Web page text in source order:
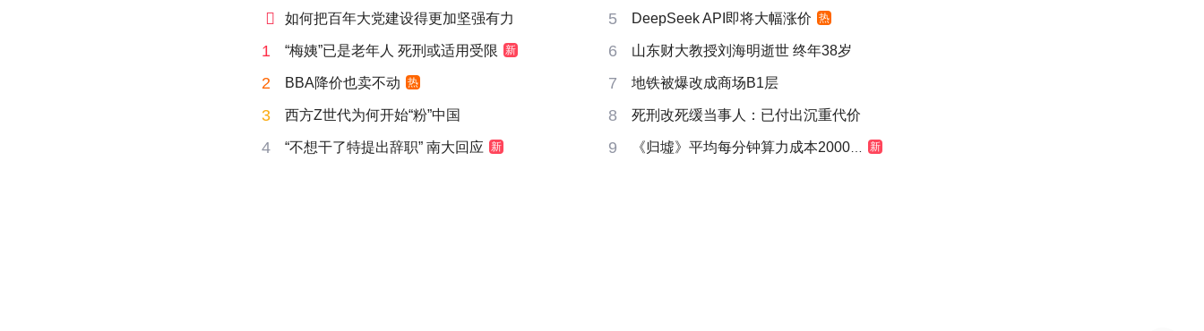
 如何把百年大党建设得更加坚强有力 5 DeepSeek API即将大幅涨价 热
1 “梅姨”已是老年人 死刑或适用受限 新 6 山东财大教授刘海明逝世 终年38岁
2 BBA降价也卖不动 热 7 地铁被爆改成商场B1层
3 西方Z世代为何开始“粉”中国 8 死刑改死缓当事人：已付出沉重代价
4 “不想干了特提出辞职” 南大回应 新 9 《归墟》平均每分钟算力成本2000元 新